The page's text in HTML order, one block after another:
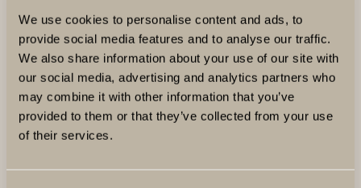
We use cookies to personalise content and ads, to
provide social media features and to analyse our traffic.
We also share information about your use of our site with
our social media, advertising and analytics partners who
may combine it with other information that you’ve
provided to them or that they’ve collected from your use
of their services.
24 SEP. CHIANTI CLASSICO MASTERCLASS
22 OKT.
TOSCANA VS. PIEMONTE – EN VÄNSKAPLIG
VINMATCH